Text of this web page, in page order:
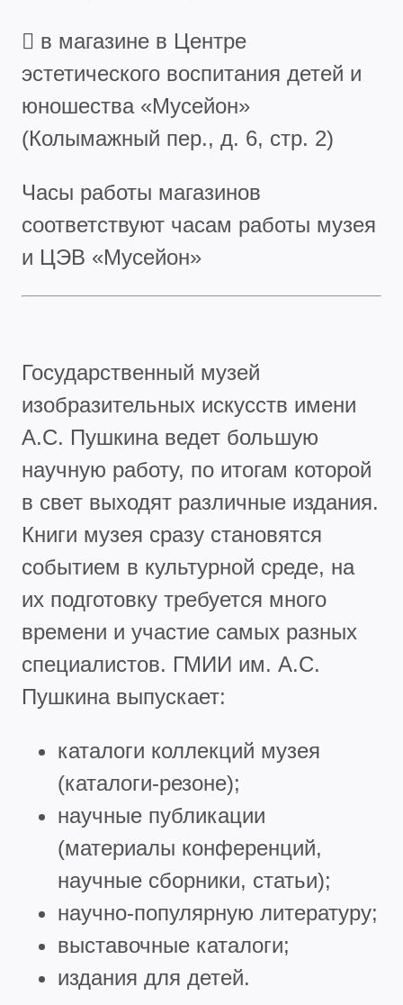
 в магазине в Центре
эстетического воспитания детей и
юношества «Мусейон»
(Колымажный пер., д. 6, стр. 2)
Часы работы магазинов
соответствуют часам работы музея
и ЦЭВ «Мусейон»
Государственный музей
изобразительных искусств имени
А.С. Пушкина ведет большую
научную работу, по итогам которой
в свет выходят различные издания.
Книги музея сразу становятся
событием в культурной среде, на
их подготовку требуется много
времени и участие самых разных
специалистов. ГМИИ им. А.С.
Пушкина выпускает:
каталоги коллекций музея
(каталоги-резоне);
научные публикации
(материалы конференций,
научные сборники, статьи);
научно-популярную литературу;
выставочные каталоги;
издания для детей.